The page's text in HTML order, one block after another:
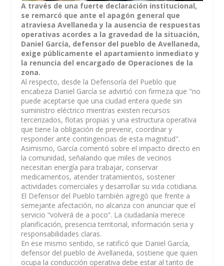
A través de una fuerte declaración institucional,
se remarcó que ante el apagón general que
atraviesa Avellaneda y la ausencia de respuestas
operativas acordes a la gravedad de la situación,
Daniel García, defensor del pueblo de Avellaneda,
exige públicamente el apartamiento inmediato y
la renuncia del encargado de Operaciones de la
zona.
Al respecto, desde la Defensoría del Pueblo que
encabeza Daniel García se advirtió con firmeza que "no
puede aceptarse que una ciudad entera quede sin
suministro eléctrico mientras existen recursos
tercerizados, flotas propias y una estructura operativa
que tiene la obligación de prevenir, coordinar y
responder ante contingencias de esta magnitud".
Asimismo, García comentó sobre el impacto directo en
la comunidad, señalando que miles de vecinos
necesitan energía para trabajar, conservar
medicamentos, atender tratamientos, sostener
actividades comerciales y desarrollar su vida cotidiana.
El Defensor del Pueblo también agregó que frente a
semejante afectación, no alcanza con anunciar que el
servicio “volverá de a poco”. La ciudadanía merece
planificación, presencia territorial, información seria y
responsabilidades claras.
En ese mismo sentido, se ratificó que Daniel García,
defensor del pueblo de Avellaneda, sostiene que quien
ocupa la conducción operativa debe estar al tanto de